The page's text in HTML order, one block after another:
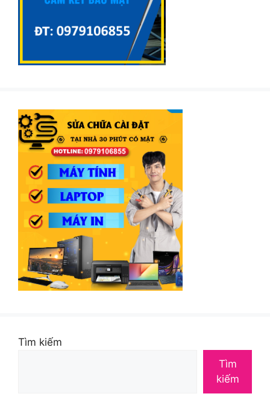
Tìm kiếm
Tìm
kiếm